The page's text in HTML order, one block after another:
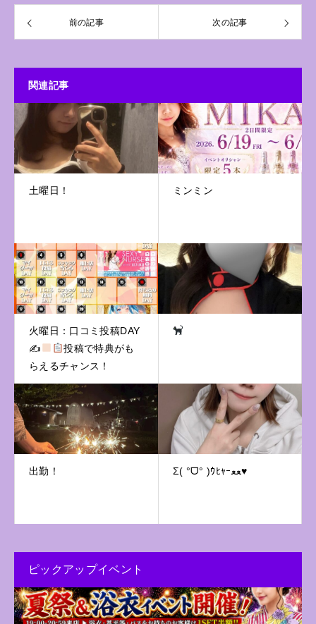
前の記事 次の記事
関連記事
土曜日！ ミンミン
火曜日：口コミ投稿DAY
✍
投稿で特典がも
らえるチャンス！
出勤！ Σ( °ᗜ° )ｳﾋｬｰﻌﻌ♥
ピックアップイベント